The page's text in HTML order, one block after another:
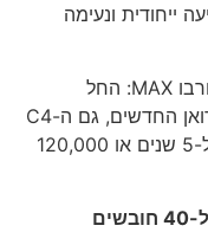
ונעימה
מחיר: סיטרואן C4 Hatchback 1.2 טורבו MAX: החל
מ-154,990 שקלים. כמו כל דגמי סיטרואן החדשים, גם ה-C4
תימכר בישראל עם אחריו יצרן מלאה ל-5 שנים או 120,000
מד"א עם 40 אופנועי חירום חדשים ל-40 חובשים